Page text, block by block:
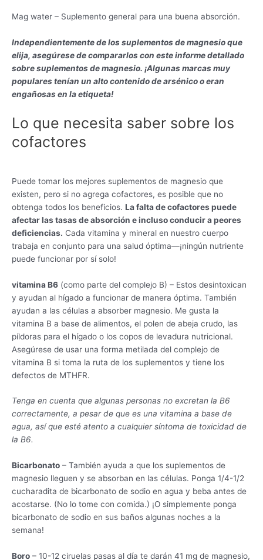
Mag water – Suplemento general para una buena absorción.
Independientemente de los suplementos de magnesio que
elija, asegúrese de compararlos con este informe detallado
sobre suplementos de magnesio. ¡Algunas marcas muy
populares tenían un alto contenido de arsénico o eran
engañosas en la etiqueta!
Lo que necesita saber sobre los
cofactores
Puede tomar los mejores suplementos de magnesio que
existen, pero si no agrega cofactores, es posible que no
obtenga todos los beneficios. La falta de cofactores puede
afectar las tasas de absorción e incluso conducir a peores
deficiencias. Cada vitamina y mineral en nuestro cuerpo
trabaja en conjunto para una salud óptima—¡ningún nutriente
puede funcionar por sí solo!
vitamina B6 (como parte del complejo B) – Estos desintoxican
y ayudan al hígado a funcionar de manera óptima. También
ayudan a las células a absorber magnesio. Me gusta la
vitamina B a base de alimentos, el polen de abeja crudo, las
píldoras para el hígado o los copos de levadura nutricional.
Asegúrese de usar una forma metilada del complejo de
vitamina B si toma la ruta de los suplementos y tiene los
defectos de MTHFR.
Tenga en cuenta que algunas personas no excretan la B6
correctamente, a pesar de que es una vitamina a base de
agua, así que esté atento a cualquier síntoma de toxicidad de
la B6.
Bicarbonato – También ayuda a que los suplementos de
magnesio lleguen y se absorban en las células. Ponga 1/4-1/2
cucharadita de bicarbonato de sodio en agua y beba antes de
acostarse. (No lo tome con comida.) ¡O simplemente ponga
bicarbonato de sodio en sus baños algunas noches a la
semana!
Boro – 10-12 ciruelas pasas al día te darán 41 mg de magnesio,